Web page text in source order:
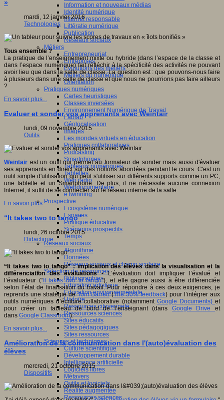
Information et nouveaux médias
Identité numérique
Internet responsable
Littératie numérique
Publication
Réseaux sociaux
Métiers
Entrepreneuriat
Entreprises
Evolutions des métiers
Métiers du numérique
Orientation
Pratiques numériques
Cartes heuristiques
Classes inversées
Environnement Numérique de Travail
Fablab
Géolocalisation
Images
Les mondes virtuels en éducation
Pratiques collaboratives
Podcasting
Smartphones
Tableaux numériques
Tablettes
Web radio
Webdocumentaire
eTwinning
Prospective
Ecosystème numérique
Espaces
Politique éducative
Scénarios prospectifs
Temps
Réseaux sociaux
Algorithme
Données
Réseaux sociaux et champ scolaire
Sélection de ressources
Bibliographies
Education artistique
Education environnementale
Histoire
Ressources citoyenneté
Ressources sciences
Sites éducatifs
Sites pédagogiques
Sites ressources
Sciences et techniques
Culture scientifique
Développement durable
Intelligence artificielle
Logiciels libres
Métavers
Outils et logiciels
Réalité augmentée
Ressources sciences
»
mardi, 12 janvier 2016
Technologies
Tous ensemble ?
La pratique de l’enseignement mixte ou hybride (dans l’espace de la classe et
dans l’espace numérique) fait réfléchir à la spécificité des activités ne pouvant
avoir lieu que dans la salle de classe. La question est : que pouvons-nous faire
à plusieurs dans une salle de classe et que nous ne pourrions pas faire ailleurs
?
En savoir plus...
Evaluer et sonder vos apprenants avec Weintair
lundi, 09 novembre 2015
Outils
Weintair est un outil qui permet au formateur de sonder mais aussi d'évaluer
ses apprenants en direct sur des notions abordées pendant le cours. C'est un
outil simple d'utilisation qui peut s'utiliser sur différents supports comme un PC,
une tablette et un Smartphone. De plus, il ne nécessite aucune connexion
Internet, il suffit de se connecter sur le réseau interne de la salle.
En savoir plus...
“It takes two to tango”
lundi, 26 octobre 2015
Didactique
“It takes two to tango” : implication des élèves dans la visualisation et la
différenciation des évaluations -L’évaluation doit impliquer l’évalué et
l’évaluateur (“It takes two to tango”), et elle gagne aussi à être différenciée
selon l’état de finalisation du travail. Pour répondre à ces deux exigences, je
reprends une stratégie deTom Barrett(The 30% feedback) pour l’intégrer aux
outils numériques d’écriture collaborative (notamment Google Documents)et
pour créer un tableau de bord de l’enseignant (dans Google Driveet
dans Google Classroom).
En savoir plus...
Amélioration de la communication dans l'(auto)évaluation des
élèves
mercredi, 21 octobre 2015
Dispositifs